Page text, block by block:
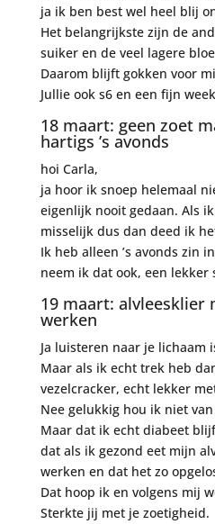
ja ik ben best wel heel blij
Het belangrijkste zijn de
suiker en de veel lagere
Daarom blijft gokken voor
Jullie ook s6 en een fijn
18 maart: geen zoet
hartigs ’s avonds
hoi Carla,
ja hoor ik snoep helemaal
eigenlijk nooit gedaan. Als
misselijk dus dan deed ik
Ik heb alleen ’s avonds zin
neem ik dat ook, een lekker
19 maart: alvleesklier
werken
Ja luisteren naar je lichaam
Maar als ik echt trek heb
vezelcracker, echt lekker
Nee gelukkig hou ik niet van
Maar dat ik echt diabeet
dat als ik gezond eet mijn
werken en dat het zo
Dat hoop ik en volgens mij
Sterkte jij met je zoetigheid.